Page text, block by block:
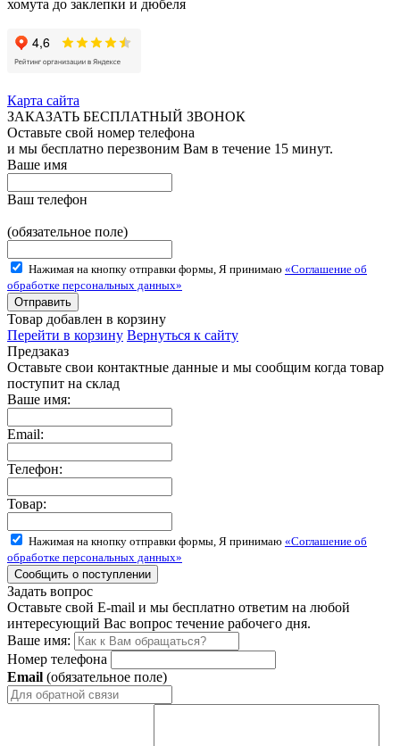
хомута до заклепки и дюбеля
Карта сайта
ЗАКАЗАТЬ БЕСПЛАТНЫЙ ЗВОНОК
Оставьте свой номер телефона
и мы бесплатно перезвоним Вам в течение 15 минут.
Ваше имя
Ваш телефон
(обязательное поле)
Нажимая на кнопку отправки формы, Я принимаю «Соглашение об
обработке персональных данных»
Товар добавлен в корзину
Перейти в корзину Вернуться к сайту
Предзаказ
Оставьте свои контактные данные и мы сообщим когда товар
поступит на склад
Ваше имя:
Email:
Телефон:
Товар:
Нажимая на кнопку отправки формы, Я принимаю «Соглашение об
обработке персональных данных»
Задать вопрос
Оставьте свой E-mail и мы бесплатно ответим на любой
интересующий Вас вопрос течение рабочего дня.
Ваше имя:
Номер телефона
Email (обязательное поле)